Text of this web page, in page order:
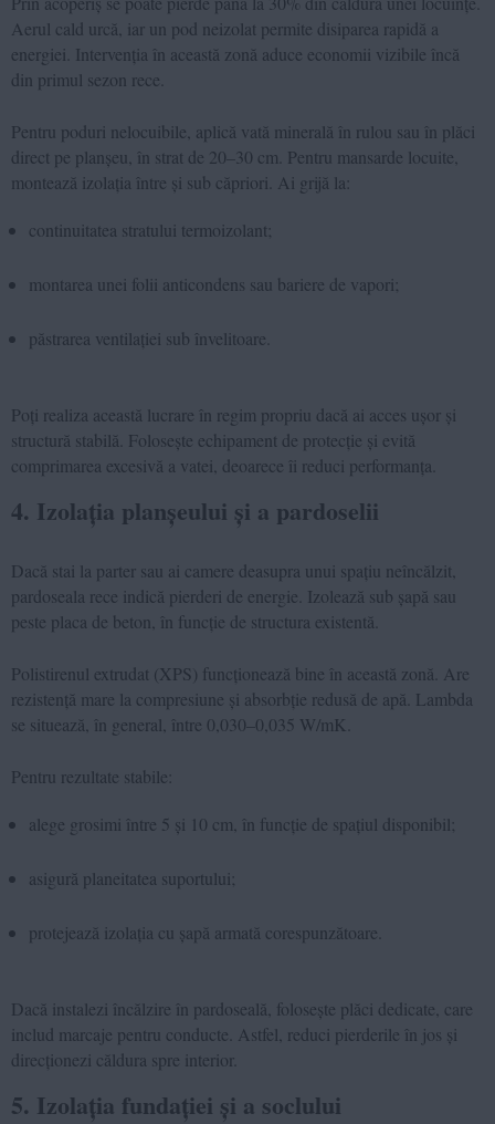
Aerul cald urcă, iar un pod neizolat permite disiparea rapidă a
energiei. Intervenția în această zonă aduce economii vizibile încă
din primul sezon rece.
Pentru poduri nelocuibile, aplică vată minerală în rulou sau în plăci
direct pe planșeu, în strat de 20–30 cm. Pentru mansarde locuite,
montează izolația între și sub căpriori. Ai grijă la:
continuitatea stratului termoizolant;
montarea unei folii anticondens sau bariere de vapori;
păstrarea ventilației sub învelitoare.
Poți realiza această lucrare în regim propriu dacă ai acces ușor și
structură stabilă. Folosește echipament de protecție și evită
comprimarea excesivă a vatei, deoarece îi reduci performanța.
4. Izolația planșeului și a pardoselii
Dacă stai la parter sau ai camere deasupra unui spațiu neîncălzit,
pardoseala rece indică pierderi de energie. Izolează sub șapă sau
peste placa de beton, în funcție de structura existentă.
Polistirenul extrudat (XPS) funcționează bine în această zonă. Are
rezistență mare la compresiune și absorbție redusă de apă. Lambda
se situează, în general, între 0,030–0,035 W/mK.
Pentru rezultate stabile:
alege grosimi între 5 și 10 cm, în funcție de spațiul disponibil;
asigură planeitatea suportului;
protejează izolația cu șapă armată corespunzătoare.
Dacă instalezi încălzire în pardoseală, folosește plăci dedicate, care
includ marcaje pentru conducte. Astfel, reduci pierderile în jos și
direcționezi căldura spre interior.
5. Izolația fundației și a soclului